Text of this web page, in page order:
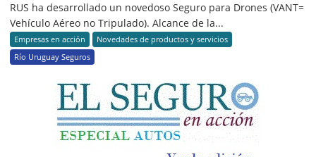
RUS ha desarrollado un novedoso Seguro para Drones (VANT=
Vehículo Aéreo no Tripulado). Alcance de la...
Empresas en acción
Novedades de productos y servicios
Río Uruguay Seguros